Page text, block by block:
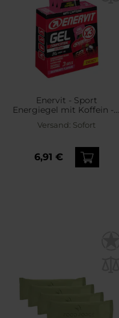
Enervit - Sport
Energiegel mit Koffein - 3
x 25 ml - Himbeere
Versand: Sofort
6,91 €